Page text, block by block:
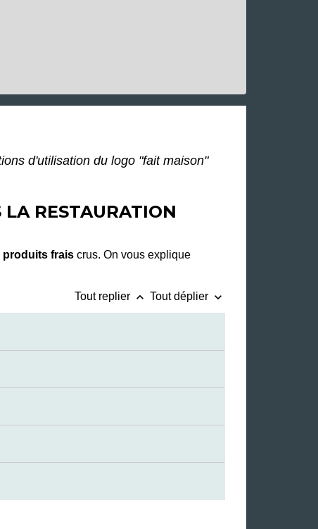
d'utilisation du logo "fait maison"
RESTAURATION
produits frais crus. On vous explique
Tout replier keyboard_arrow_up Tout déplier keyboard_arrow_down